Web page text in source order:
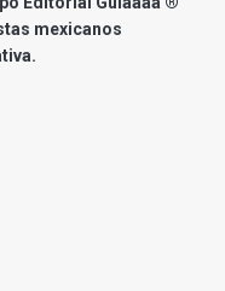
mexicanos